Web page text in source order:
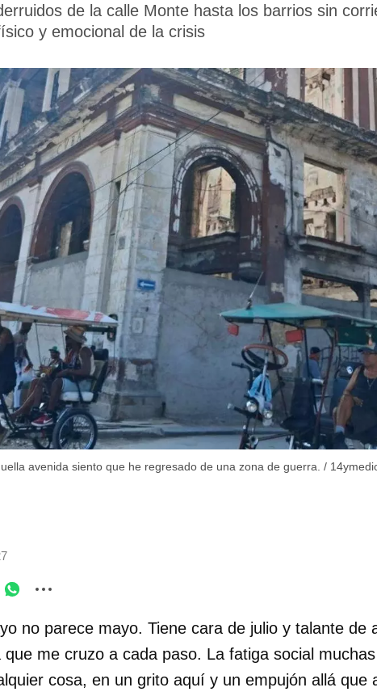
de la calle Monte hasta los barrios sin
y emocional de la crisis
avenida siento que he regresado de una zona de guerra. /
no parece mayo. Tiene cara de julio y talante de
que me cruzo a cada paso. La fatiga social
cosa, en un grito aquí y un empujón allá que